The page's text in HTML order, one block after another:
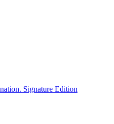
Signature Edition